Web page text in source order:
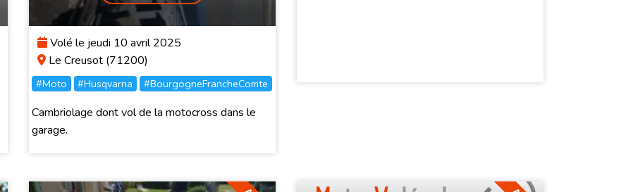
Volé le jeudi 10 avril 2025
Le Creusot (71200)
#Moto #Husqvarna #BourgogneFrancheComte
Cambriolage dont vol de la motocross dans le
garage.